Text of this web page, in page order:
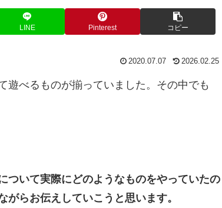
LINE Pinterest コピー
2020.07.07 2026.02.25
遊べるものが揃っていました。その中でも
ついて実際にどのようなものをやっていたの
らお伝えしていこうと思います。